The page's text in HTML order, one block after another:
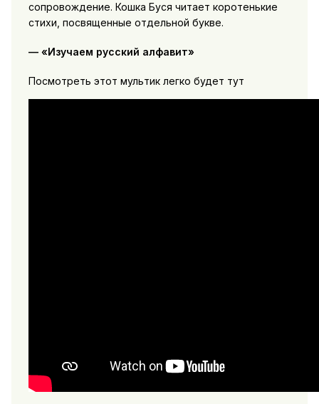
сопровождение. Кошка Буся читает коротенькие
стихи, посвященные отдельной букве.
— «Изучаем русский алфавит»
Посмотреть этот мультик легко будет тут